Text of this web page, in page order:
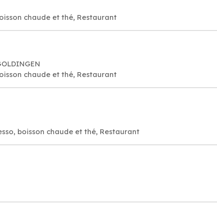
chaude et thé, Restaurant
chaude et thé, Restaurant
boisson chaude et thé, Restaurant